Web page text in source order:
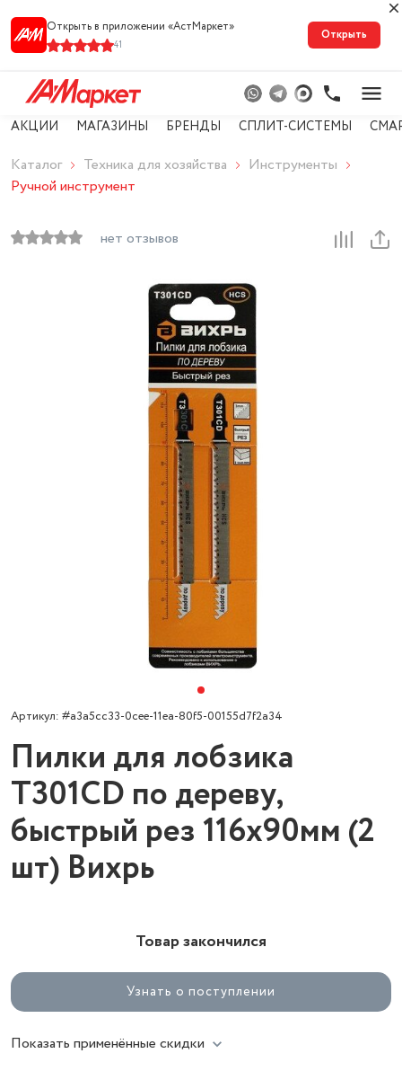
Открыть в приложении «АстМарке‪т‬»
41
Открыть
АКЦИИ МАГАЗИНЫ БРЕНДЫ СПЛИТ-СИСТЕМЫ
Каталог Техника для хозяйства
Инструменты
Ручной инструмент
нет отзывов
Артикул: #a3a5cc33-0cee-11ea-80f5-00155d7f2a34
Пилки для лобзика
T301CD по дереву,
быстрый рез 116х90мм (2
шт) Вихрь
Товар закончился
Узнать о поступлении
Показать применённые скидки